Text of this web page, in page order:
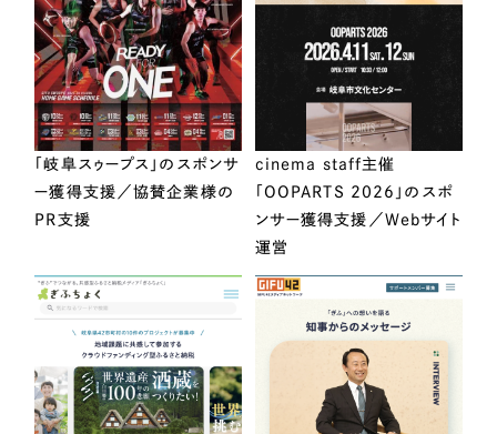
「岐阜スゥープス」のスポンサ
ー獲得支援／協賛企業様の
PR支援
cinema staff主催
「OOPARTS 2026」のスポ
ンサー獲得支援／Webサイト
運営